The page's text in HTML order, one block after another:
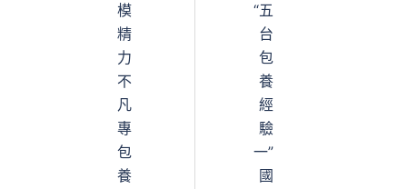
模
精
力
不
凡
專
包
養
“五
台
包
養
經
驗
一”
國